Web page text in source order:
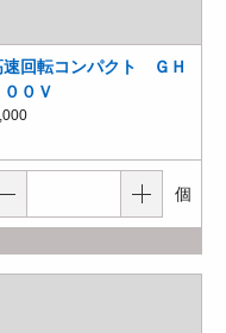
回転コンパクト ＧＨ
０Ｖ
個